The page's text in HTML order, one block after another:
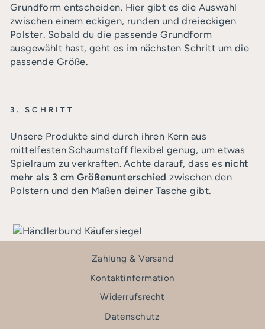
Grundform entscheiden. Hier gibt es die Auswahl
zwischen einem eckigen, runden und dreieckigen
Polster. Sobald du die passende Grundform
ausgewählt hast, geht es im nächsten Schritt um die
passende Größe.
3. SCHRITT
Unsere Produkte sind durch ihren Kern aus
mittelfesten Schaumstoff flexibel genug, um etwas
Spielraum zu verkraften. Achte darauf, dass es nicht
mehr als 3 cm Größenunterschied zwischen den
Polstern und den Maßen deiner Tasche gibt.
Zahlung & Versand
Kontaktinformation
Widerrufsrecht
Datenschutz